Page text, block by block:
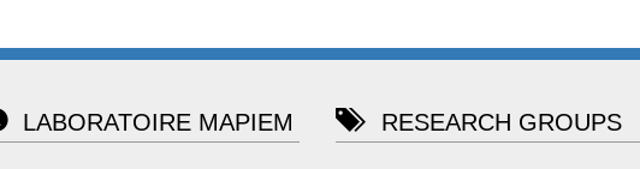
LABORATOIRE MAPIEM RESEARCH GROUPS